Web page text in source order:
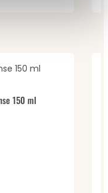
0 von 5 Sternen
150 ml